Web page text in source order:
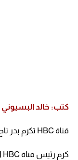
كتب: خالد البسيوني
قناة HBC تكرم بدر تاج بمناسبة افتتاح القناة الفضائية الجديدة